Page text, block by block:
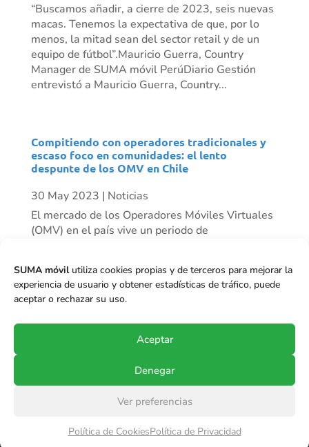
SUMA móvilutiliza cookies propias y de terceros para mejorar la
experiencia de usuario y obtener estadísticas de tráfico, puede
aceptar o rechazar su uso.
Aceptar
Denegar
Ver preferencias
Política de CookiesPolítica de Privacidad
“Buscamos añadir, a cierre de 2023, seis nuevas
macas. Tenemos la expectativa de que, por lo
menos, la mitad sean del sector retail y de un
equipo de fútbol”.Mauricio Guerra, Country
Manager de SUMA móvil PerúDiario Gestión
entrevistó a Mauricio Guerra, Country...
Compitiendo con operadores tradicionales y
escaso foco en comunidades: el lento
despunte de los OMV en Chile
30 May 2023 | Noticias
El mercado de los Operadores Móviles Virtuales
(OMV) en el país vive un periodo de
Mundo Móvil que ha tenido un crecimiento
importante de clientes en el último tiempo, y se
proyecta...
Todos los derechos reservados.